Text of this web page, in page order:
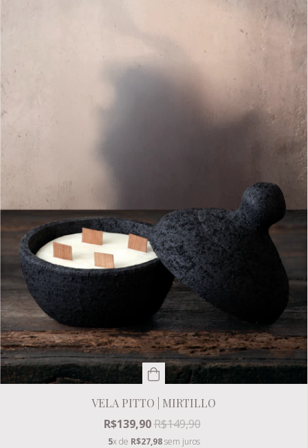
VELA PITTO | MIRTILLO
R$139,90R$149,90
5x de R$27,98sem juros